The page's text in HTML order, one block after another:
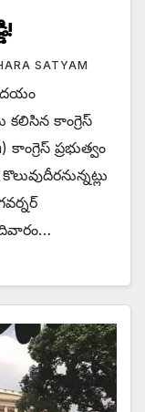
SATYAM
కలిసిన కాంగ్రెస్‌
ప్రభుత్వం